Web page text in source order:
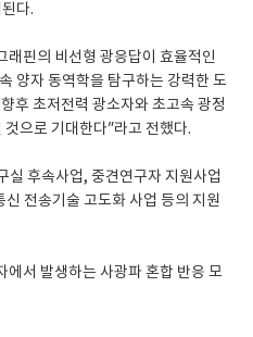
다.
래핀의 비선형 광응답이 효율적인
양자 동역학을 탐구하는 강력한 도
후 초저전력 광소자와 초고속 광정
으로 기대한다”라고 전했다.
실 후속사업, 중견연구자 지원사업
전송기술 고도화 사업 등의 지원
에서 발생하는 사광파 혼합 반응 모